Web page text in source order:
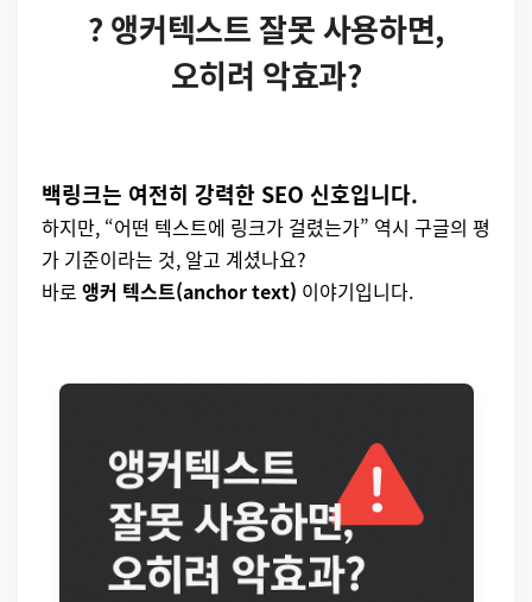
? 앵커텍스트 잘못 사용하면,
오히려 악효과?
백링크는 여전히 강력한 SEO 신호입니다.
하지만, “어떤 텍스트에 링크가 걸렸는가” 역시 구글의 평
가 기준이라는 것, 알고 계셨나요?
바로 앵커 텍스트(anchor text) 이야기입니다.